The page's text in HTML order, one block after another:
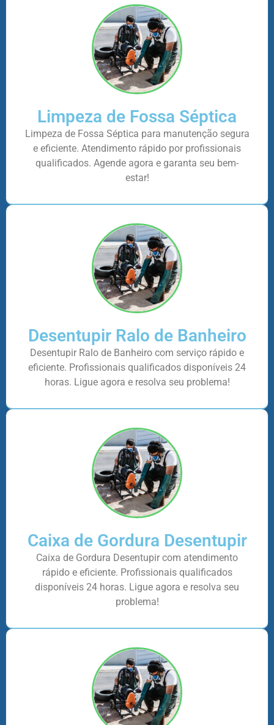
Limpeza de Fossa Séptica
Limpeza de Fossa Séptica para manutenção segura
e eficiente. Atendimento rápido por profissionais
qualificados. Agende agora e garanta seu bem-
estar!
Desentupir Ralo de Banheiro
Desentupir Ralo de Banheiro com serviço rápido e
eficiente. Profissionais qualificados disponíveis 24
horas. Ligue agora e resolva seu problema!
Caixa de Gordura Desentupir
Caixa de Gordura Desentupir com atendimento
rápido e eficiente. Profissionais qualificados
disponíveis 24 horas. Ligue agora e resolva seu
problema!